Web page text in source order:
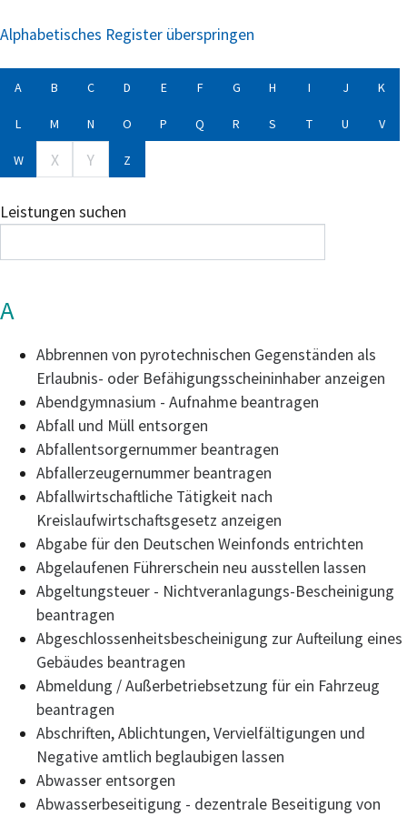
Alphabetisches Register überspringen
A B C D E F G H I J K
L M N O P Q R S T U V
W X Y Z
Leistungen suchen
A
Abbrennen von pyrotechnischen Gegenständen als
Erlaubnis- oder Befähigungsscheininhaber anzeigen
Abendgymnasium - Aufnahme beantragen
Abfall und Müll entsorgen
Abfallentsorgernummer beantragen
Abfallerzeugernummer beantragen
Abfallwirtschaftliche Tätigkeit nach
Kreislaufwirtschaftsgesetz anzeigen
Abgabe für den Deutschen Weinfonds entrichten
Abgelaufenen Führerschein neu ausstellen lassen
Abgeltungsteuer - Nichtveranlagungs-Bescheinigung
beantragen
Abgeschlossenheitsbescheinigung zur Aufteilung eines
Gebäudes beantragen
Abmeldung / Außerbetriebsetzung für ein Fahrzeug
beantragen
Abschriften, Ablichtungen, Vervielfältigungen und
Negative amtlich beglaubigen lassen
Abwasser entsorgen
Abwasserbeseitigung - dezentrale Beseitigung von